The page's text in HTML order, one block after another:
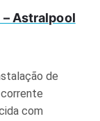
Astralpool
de
com